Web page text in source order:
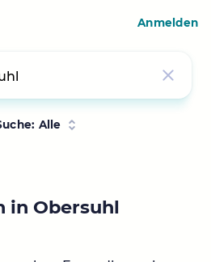
Alle
in Obersuhl
Anmelden